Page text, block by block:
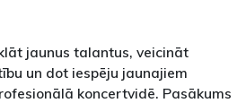
jaunus talantus, veicināt
un dot iespēju jaunajiem
koncertvidē. Pasākums